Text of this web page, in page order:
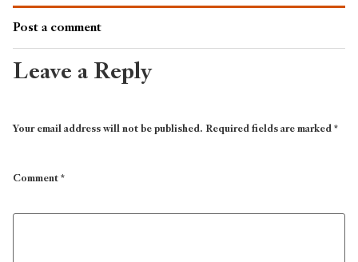
Post a comment
Leave a Reply
Your email address will not be published.Required fields are marked*
Comment*